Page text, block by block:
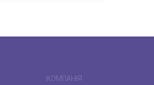
КОМПАНІЯ